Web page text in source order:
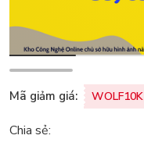
Mã giảm giá: WOLF10K
Chia sẻ: